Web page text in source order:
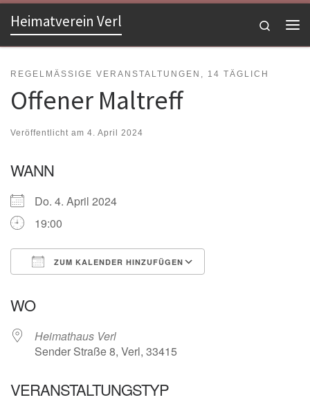
Zum Inhalt springen
Heimatverein Verl
Search
REGELMÄSSIGE VERANSTALTUNGEN, 14 TÄGLICH
Offener Maltreff
Veröffentlicht am 4. April 2024
WANN
Do. 4. April 2024
19:00
ZUM KALENDER HINZUFÜGEN
WO
Heimathaus Verl
Sender Straße 8, Verl, 33415
VERANSTALTUNGSTYP